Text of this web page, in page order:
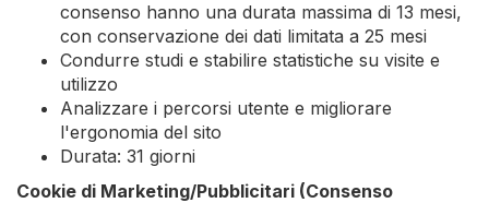
consenso hanno una durata massima di 13 mesi,
con conservazione dei dati limitata a 25 mesi
Condurre studi e stabilire statistiche su visite e
utilizzo
Analizzare i percorsi utente e migliorare
l'ergonomia del sito
Durata: 31 giorni
Cookie di Marketing/Pubblicitari (Consenso